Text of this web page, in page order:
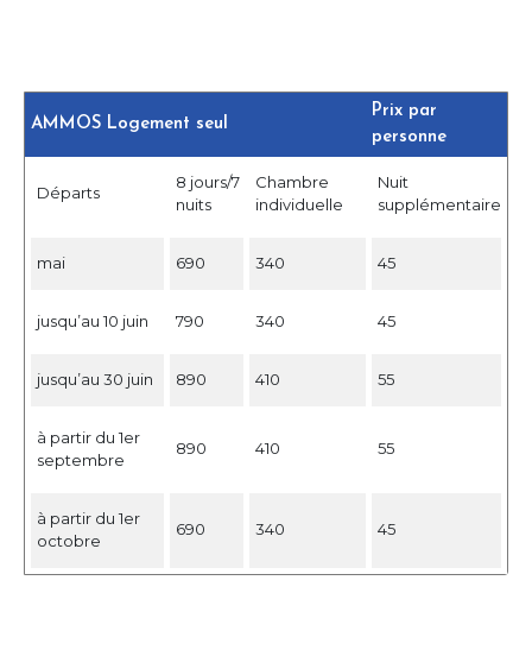
AMMOS Logement seul
Prix ​​par
personne
Départs
8 jours/7
nuits
Chambre
individuelle
Nuit
supplémentaire
mai 690 340 45
jusqu’au 10 juin 790 340 45
jusqu’au 30 juin 890 410 55
à partir du 1er
septembre
890 410 55
à partir du 1er
octobre
690 340 45